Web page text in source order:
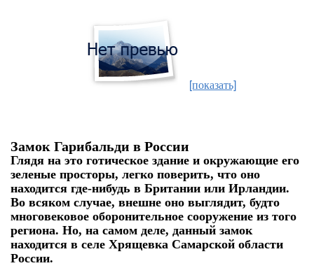
[показать]
Замок Гарибальди в России
Глядя на это готическое здание и окружающие его
зеленые просторы, легко поверить, что оно
находится где-нибудь в Британии или Ирландии.
Во всяком случае, внешне оно выглядит, будто
многовековое оборонительное сооружение из того
региона. Но, на самом деле, данный замок
находится в селе Хрящевка Самарской области
России.